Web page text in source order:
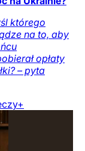
którego
na to, aby
opłaty
– pyta